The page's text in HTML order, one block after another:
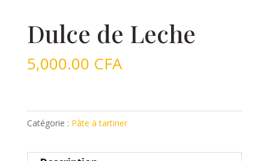
Dulce de Leche
5,000.00 CFA
Catégorie : Pâte à tartiner